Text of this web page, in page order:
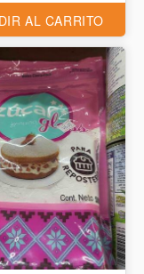
AL CARRITO